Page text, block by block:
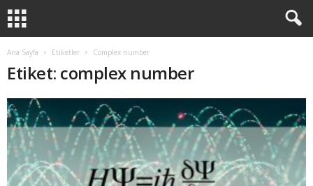
Ana Sayfa Etiketler Complex number
Etiket: complex number